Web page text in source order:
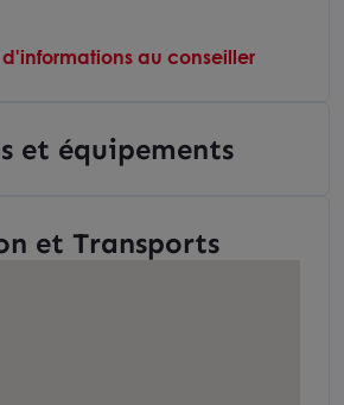
au conseiller
et équipements
et Transports